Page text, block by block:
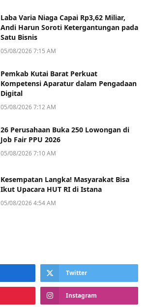
Laba Varia Niaga Capai Rp3,62 Miliar,
Andi Harun Soroti Ketergantungan pada
Satu Bisnis
05/08/2026 7:15 AM
Pemkab Kutai Barat Perkuat
Kompetensi Aparatur dalam Pengadaan
Digital
05/08/2026 7:12 AM
26 Perusahaan Buka 250 Lowongan di
Job Fair PPU 2026
05/08/2026 7:10 AM
Kesempatan Langka! Masyarakat Bisa
Ikut Upacara HUT RI di Istana
05/08/2026 4:54 AM
Twitter
Instagram